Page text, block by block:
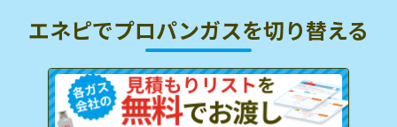
エネピでプロパンガスを切り替える